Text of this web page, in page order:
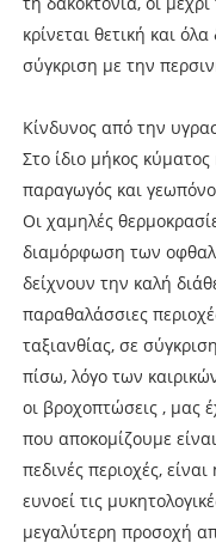
κρίνεται θετική και
σύγκριση με την
Κίνδυνος από την
Στο ίδιο μήκος κύματος
παραγωγός και
Οι χαμηλές
διαμόρφωση των
δείχνουν την καλή
παραθαλάσσιες
ταξιανθίας, σε
πίσω, λόγο των
οι βροχοπτώσεις , μας
που αποκομίζουμε
πεδινές περιοχές,
ευνοεί τις
μεγαλύτερη προσοχή